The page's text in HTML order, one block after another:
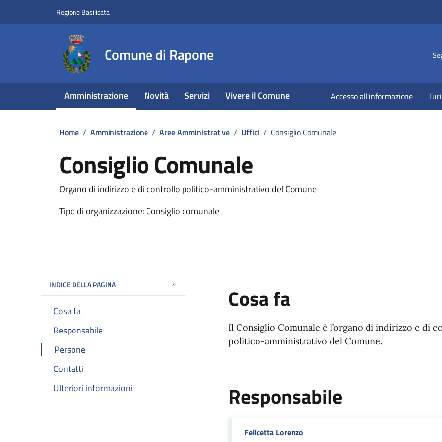
Regione Basilicata
Comune di Rapone
Amministrazione Novità Servizi Vivere il Comune Accesso all'informazione
Home / Amministrazione / Aree Amministrative / Uffici / Consiglio Comunale
Consiglio Comunale
Organo di indirizzo e di controllo politico-amministrativo del Comune
Tipo di organizzazione: Consiglio comunale
INDICE DELLA PAGINA
Cosa fa
Responsabile
Persone
Contatti
Ulteriori informazioni
Cosa fa
Il Consiglio Comunale è l’organo di indirizzo e di
politico-amministrativo del Comune.
Responsabile
Felicetta Lorenzo